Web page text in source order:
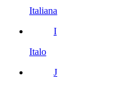
Italiana
I
Italo
J